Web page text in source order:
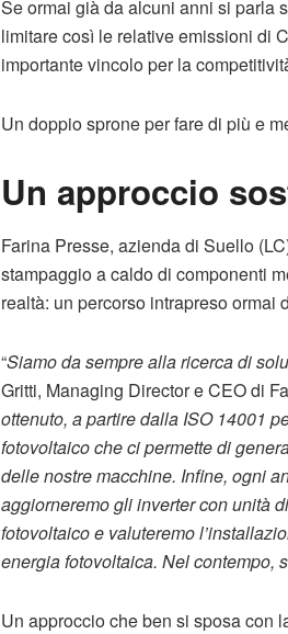
Se ormai già da alcuni anni si parla
limitare così le relative emissioni di
importante vincolo per la
Un doppio sprone per fare di più e
Un approccio
Farina Presse, azienda di Suello
stampaggio a caldo di componenti
realtà: un percorso intrapreso
“Siamo da sempre alla ricerca di
Gritti, Managing Director e CEO di
ottenuto, a partire dalla ISO 14001
fotovoltaico che ci permette di
delle nostre macchine. Infine, ogni
aggiorneremo gli inverter con unità
fotovoltaico e valuteremo
energia fotovoltaica. Nel contempo,
Un approccio che ben si sposa con